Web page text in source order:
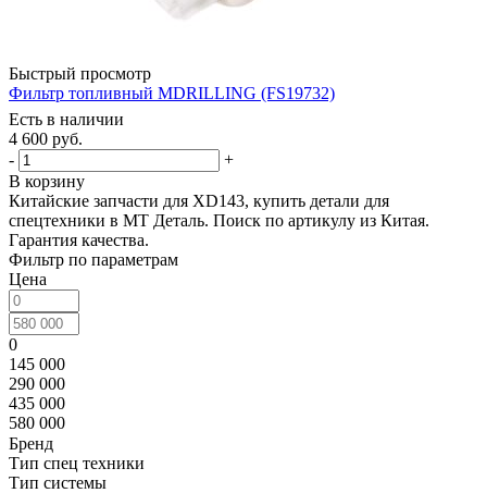
Быстрый просмотр
Фильтр топливный MDRILLING (FS19732)
Есть в наличии
4 600 руб.
-
+
В корзину
Китайские запчасти для XD143, купить детали для
спецтехники в МТ Деталь. Поиск по артикулу из Китая.
Гарантия качества.
Фильтр по параметрам
Цена
0
145 000
290 000
435 000
580 000
Бренд
Тип спец техники
Тип системы